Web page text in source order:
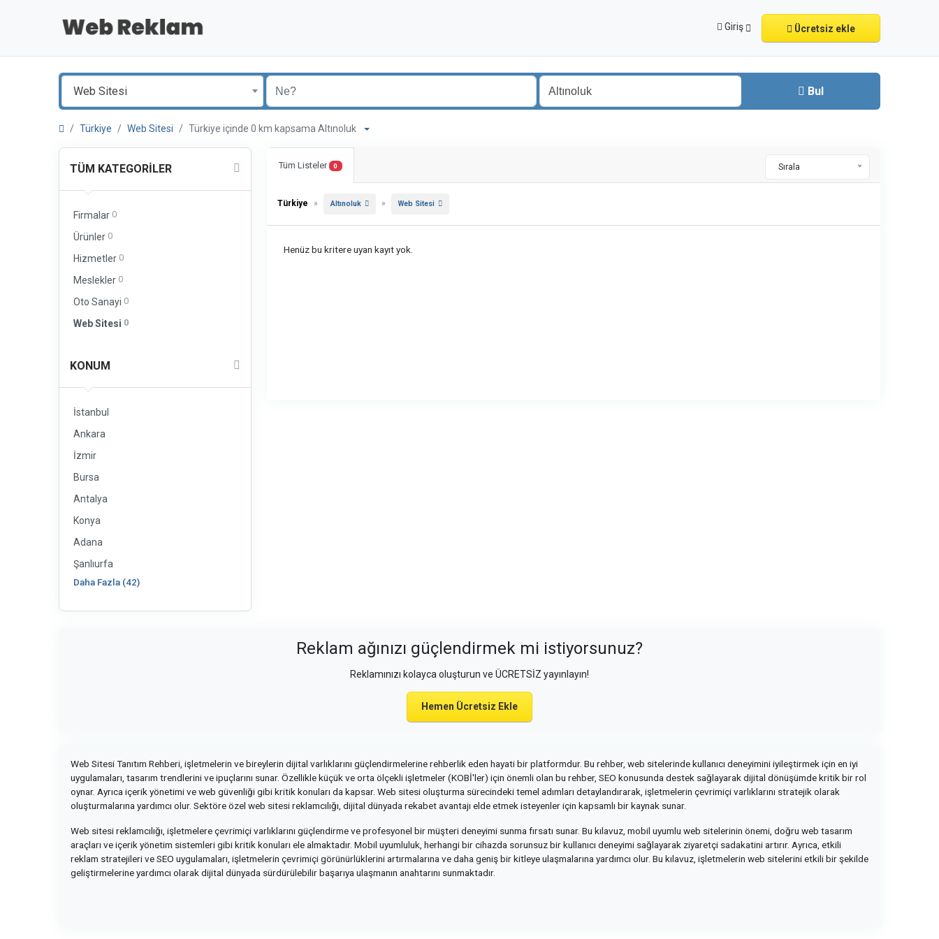
Giriş Ücretsiz ekle
Web Sitesi Bul
Türkiye Web Sitesi Türkiye içinde 0 km kapsama Altınoluk
TÜM KATEGORILER
Firmalar 0
Ürünler 0
Hizmetler 0
Meslekler 0
Oto Sanayi 0
Web Sitesi 0
KONUM
İstanbul
Ankara
İzmir
Bursa
Antalya
Konya
Adana
Şanlıurfa
Daha Fazla (42)
Tüm Listeler 0 Sırala
Türkiye » Altınoluk » Web Sitesi
Henüz bu kritere uyan kayıt yok.
Reklam ağınızı güçlendirmek mi istiyorsunuz?
Reklamınızı kolayca oluşturun ve ÜCRETSİZ yayınlayın!
Hemen Ücretsiz Ekle
Web Sitesi Tanıtım Rehberi, işletmelerin ve bireylerin dijital varlıklarını güçlendirmelerine rehberlik eden hayati bir platformdur. Bu rehber, web sitelerinde kullanıcı deneyimini iyileştirmek için en iyi
uygulamaları, tasarım trendlerini ve ipuçlarını sunar. Özellikle küçük ve orta ölçekli işletmeler (KOBİ'ler) için önemli olan bu rehber, SEO konusunda destek sağlayarak dijital dönüşümde kritik bir rol
oynar. Ayrıca içerik yönetimi ve web güvenliği gibi kritik konuları da kapsar. Web sitesi oluşturma sürecindeki temel adımları detaylandırarak, işletmelerin çevrimiçi varlıklarını stratejik olarak
oluşturmalarına yardımcı olur. Sektöre özel web sitesi reklamcılığı, dijital dünyada rekabet avantajı elde etmek isteyenler için kapsamlı bir kaynak sunar.
Web sitesi reklamcılığı, işletmelere çevrimiçi varlıklarını güçlendirme ve profesyonel bir müşteri deneyimi sunma fırsatı sunar. Bu kılavuz, mobil uyumlu web sitelerinin önemi, doğru web tasarım
araçları ve içerik yönetim sistemleri gibi kritik konuları ele almaktadır. Mobil uyumluluk, herhangi bir cihazda sorunsuz bir kullanıcı deneyimi sağlayarak ziyaretçi sadakatini artırır. Ayrıca, etkili
reklam stratejileri ve SEO uygulamaları, işletmelerin çevrimiçi görünürlüklerini artırmalarına ve daha geniş bir kitleye ulaşmalarına yardımcı olur. Bu kılavuz, işletmelerin web sitelerini etkili bir şekilde
geliştirmelerine yardımcı olarak dijital dünyada sürdürülebilir başarıya ulaşmanın anahtarını sunmaktadır.